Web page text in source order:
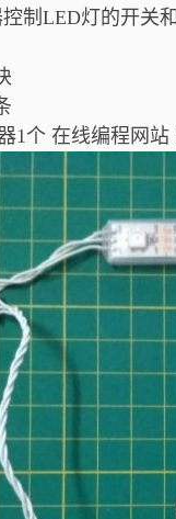
制LED灯的开关
个 在线编程网站